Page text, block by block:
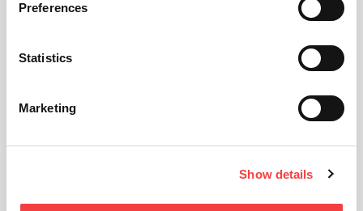
Preferences
Statistics
Marketing
Show details